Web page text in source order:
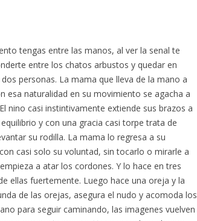
tengas entre las manos, al ver la senal te
entre los chatos arbustos y quedar en
personas. La mama que lleva de la mano a
esa naturalidad en su movimiento se agacha a
nino casi instintivamente extiende sus brazos a
y con una gracia casi torpe trata de
su rodilla. La mama lo regresa a su
casi solo su voluntad, sin tocarlo o mirarle a
a atar los cordones. Y lo hace en tres
ellas fuertemente. Luego hace una oreja y la
de las orejas, asegura el nudo y acomoda los
para seguir caminando, las imagenes vuelven